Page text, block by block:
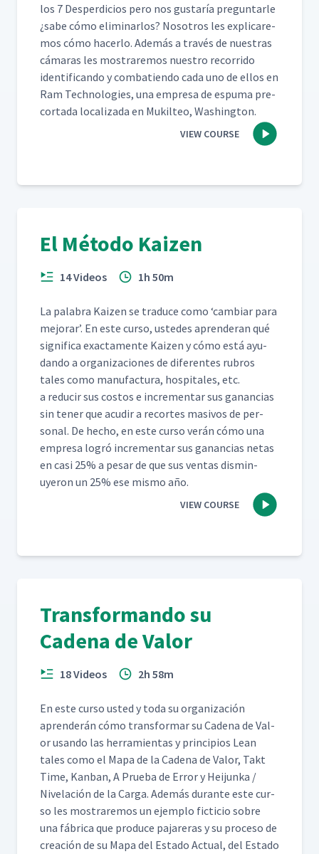
los 7 Des­perdi­cios pero nos gus­taría pre­gun­tar­le
¿sabe cómo elim­i­nar­los? Nosotros les expli­care­
mos cómo hac­er­lo. Además a través de nues­tras
cámaras les mostraremos nue­stro recor­ri­do
iden­ti­f­i­can­do y com­bat­ien­do cada uno de ellos en
Ram Tech­nolo­gies, una empre­sa de espuma pre-
cor­ta­da local­iza­da en Muk­il­teo, Washington.
VIEW COURSE
El Método Kaizen
14 Videos 1h 50m
La pal­abra Kaizen se tra­duce como ‘cam­biar para
mejo­rar’. En este cur­so, ust­edes apren­der­an qué
sig­nifi­ca exac­ta­mente Kaizen y cómo está ayu­
dan­do a orga­ni­za­ciones de difer­entes rubros
tales como man­u­fac­tura, hos­pi­tales, etc.
a reducir sus cos­tos e incre­men­tar sus ganan­cias
sin ten­er que acud­ir a recortes masivos de per­
son­al. De hecho, en este cur­so verán cómo una
empre­sa logró incre­men­tar sus ganan­cias netas
en casi 25% a pesar de que sus ven­tas dis­min­
uyeron un 25% ese mis­mo año.
VIEW COURSE
Transformando su
Cadena de Valor
18 Videos 2h 58m
En este cur­so ust­ed y toda su orga­ni­zación
apren­derán cómo trans­for­mar su Cade­na de Val­
or usan­do las her­ramien­tas y prin­ci­p­ios Lean
tales como el Mapa de la Cade­na de Val­or, Takt
Time, Kan­ban, A Prue­ba de Error y Hei­jun­ka /
Nivelación de la Car­ga. Además durante este cur­
so les mostraremos un ejem­p­lo fic­ti­cio sobre
una fábri­ca que pro­duce pajar­eras y su pro­ce­so de
creación de su Mapa del Esta­do Actu­al, del Esta­do